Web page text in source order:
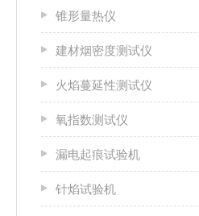
锥形量热仪
建材烟密度测试仪
火焰蔓延性测试仪
氧指数测试仪
漏电起痕试验机
针焰试验机